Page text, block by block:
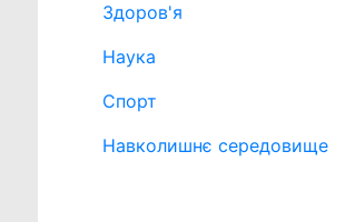
Здоров'я
Наука
Спорт
Навколишнє середовище